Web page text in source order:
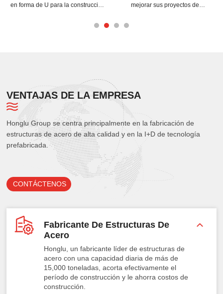
sus proyectos de
mejorar la estructura de su
correas de
VENTAJAS DE LA EMPRESA
Honglu Group se centra principalmente en la fabricación de
estructuras de acero de alta calidad y en la I+D de tecnología
prefabricada.
CONTÁCTENOS
Fabricante De Estructuras De
Acero
Honglu, un fabricante líder de estructuras de
acero con una capacidad diaria de más de
15,000 toneladas, acorta efectivamente el
período de construcción y le ahorra costos de
construcción.